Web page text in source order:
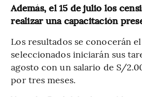
Además, el 15 de julio los
realizar una capacitación
Los resultados se conocerán
seleccionados iniciarán sus
agosto con un salario de S/
por tres meses.